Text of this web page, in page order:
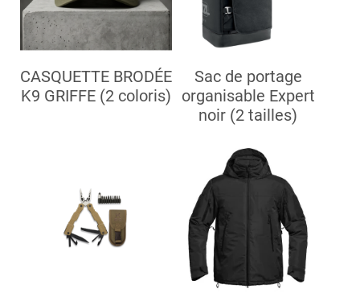
CASQUETTE BRODÉE
K9 GRIFFE (2 coloris)
Sac de portage
organisable Expert
noir (2 tailles)